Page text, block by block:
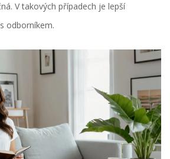
V takových případech je lepší
odborníkem.